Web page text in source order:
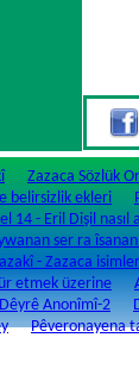
Zazaca Sözlük
belirsizlik ekleri
14 - Eril Dişil nasıl
ser ra
- Zazaca isimler
etmek üzerine
Dêyrê Anonîmî-2
Pêveronayena